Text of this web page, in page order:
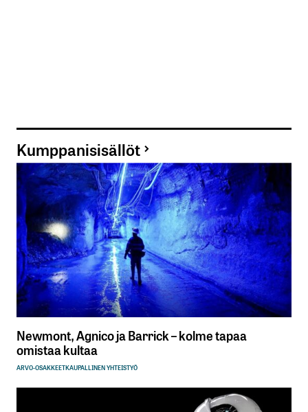
Kumppanisisällöt
Newmont, Agnico ja Barrick – kolme tapaa
omistaa kultaa
ARVO-OSAKKEETKAUPALLINEN YHTEISTYÖ